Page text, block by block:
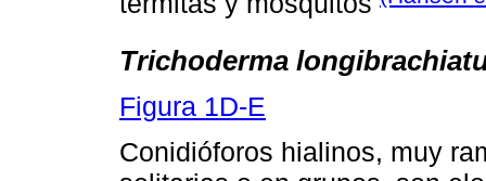
Trichoderma
Figura 1D-E
Conidióforos hialinos, muy